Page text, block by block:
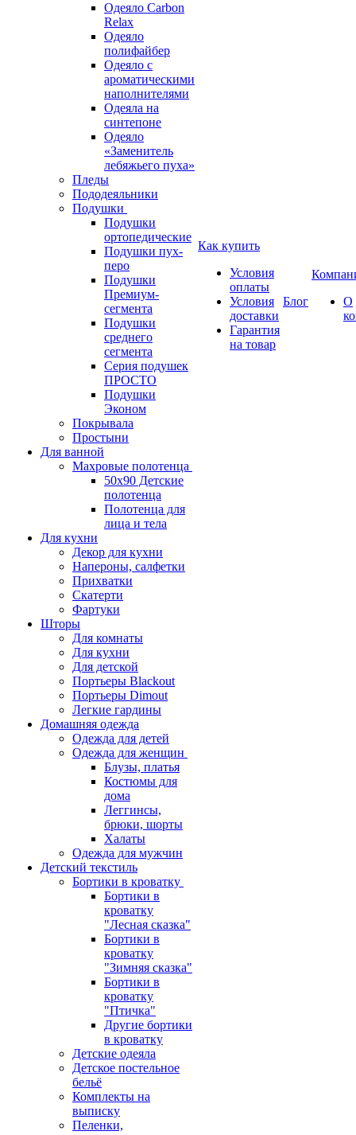
Одеяло Carbon
Relax
Одеяло
полифайбер
Одеяло с
ароматическими
наполнителями
Одеяла на
синтепоне
Одеяло
«Заменитель
лебяжьего пуха»
Пледы
Пододеяльники
Подушки
Подушки
ортопедические
Подушки пух-
перо
Подушки
Премиум-
сегмента
Подушки
среднего
сегмента
Серия подушек
ПРОСТО
Подушки
Эконом
Покрывала
Простыни
Для ванной
Махровые полотенца
50х90 Детские
полотенца
Полотенца для
лица и тела
Для кухни
Декор для кухни
Напероны, салфетки
Прихватки
Скатерти
Фартуки
Шторы
Для комнаты
Для кухни
Для детской
Портьеры Blackout
Портьеры Dimout
Легкие гардины
Домашняя одежда
Одежда для детей
Одежда для женщин
Блузы, платья
Костюмы для
дома
Леггинсы,
брюки, шорты
Халаты
Одежда для мужчин
Детский текстиль
Бортики в кроватку
Бортики в
кроватку
"Лесная сказка"
Бортики в
кроватку
"Зимняя сказка"
Бортики в
кроватку
"Птичка"
Другие бортики
в кроватку
Детские одеяла
Детское постельное
бельё
Комплекты на
выписку
Пеленки,
Как купить
Условия
оплаты
Условия
доставки
Гарантия
на товар
Блог
О